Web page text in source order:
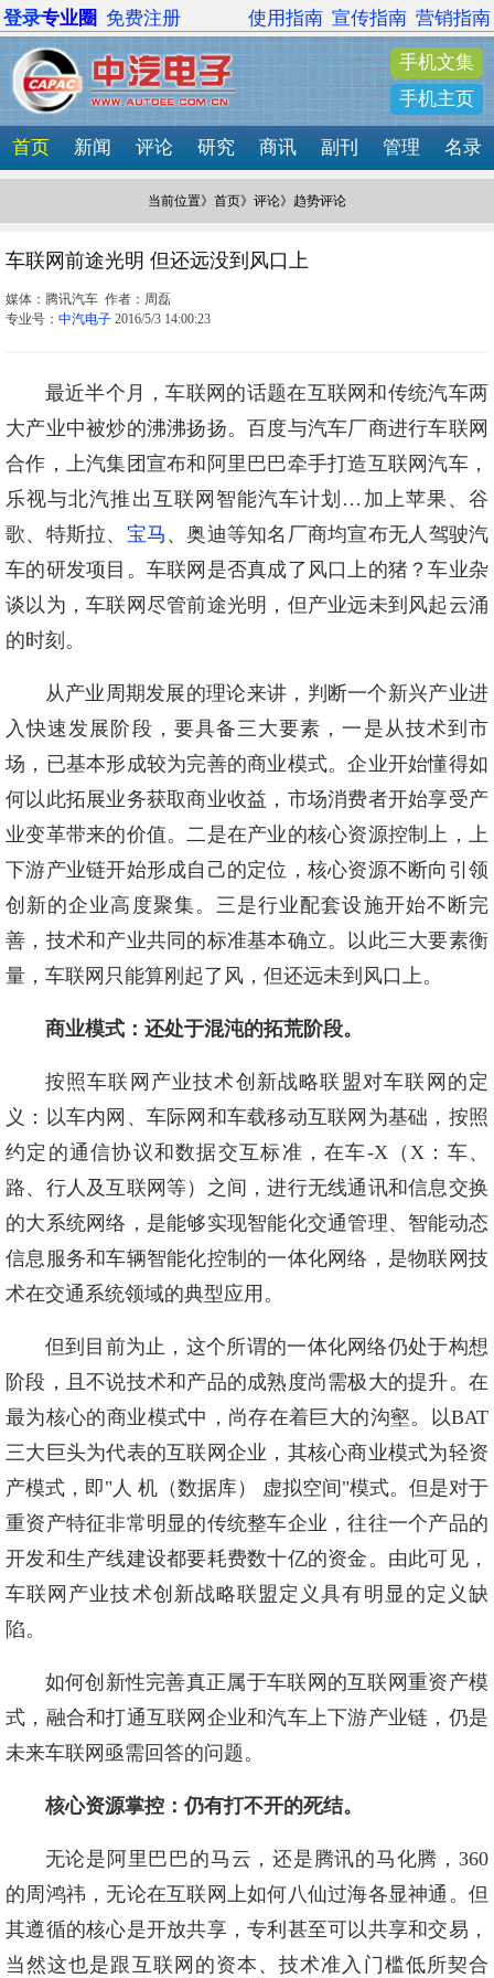
登录专业圈 免费注册 使用指南 宣传指南 营销指南
手机文集
手机主页
首页 新闻 评论 研究 商讯 副刊 管理 名录
当前位置》 首页》 评论》趋势评论
车联网前途光明 但还远没到风口上
媒体：腾讯汽车 作者：周磊
专业号： 中汽电子 2016/5/3 14:00:23
最近半个月，车联网的话题在互联网和传统汽车两
大产业中被炒的沸沸扬扬。百度与汽车厂商进行车联网
合作，上汽集团宣布和阿里巴巴牵手打造互联网汽车，
乐视与北汽推出互联网智能汽车计划…加上苹果、谷
歌、特斯拉、 宝马 、奥迪等知名厂商均宣布无人驾驶汽
车的研发项目。车联网是否真成了风口上的猪？车业杂
谈以为，车联网尽管前途光明，但产业远未到风起云涌
的时刻。
从产业周期发展的理论来讲，判断一个新兴产业进
入快速发展阶段，要具备三大要素，一是从技术到市
场，已基本形成较为完善的商业模式。企业开始懂得如
何以此拓展业务获取商业收益，市场消费者开始享受产
业变革带来的价值。二是在产业的核心资源控制上，上
下游产业链开始形成自己的定位，核心资源不断向引领
创新的企业高度聚集。三是行业配套设施开始不断完
善，技术和产业共同的标准基本确立。以此三大要素衡
量，车联网只能算刚起了风，但还远未到风口上。
商业模式：还处于混沌的拓荒阶段。
按照车联网产业技术创新战略联盟对车联网的定
义：以车内网、车际网和车载移动互联网为基础，按照
约定的通信协议和数据交互标准，在车-X（X：车、
路、行人及互联网等）之间，进行无线通讯和信息交换
的大系统网络，是能够实现智能化交通管理、智能动态
信息服务和车辆智能化控制的一体化网络，是物联网技
术在交通系统领域的典型应用。
但到目前为止，这个所谓的一体化网络仍处于构想
阶段，且不说技术和产品的成熟度尚需极大的提升。在
最为核心的商业模式中，尚存在着巨大的沟壑。以BAT
三大巨头为代表的互联网企业，其核心商业模式为轻资
产模式，即"人 机（数据库） 虚拟空间"模式。但是对于
重资产特征非常明显的传统整车企业，往往一个产品的
开发和生产线建设都要耗费数十亿的资金。由此可见，
车联网产业技术创新战略联盟定义具有明显的定义缺
陷。
如何创新性完善真正属于车联网的互联网重资产模
式，融合和打通互联网企业和汽车上下游产业链，仍是
未来车联网亟需回答的问题。
核心资源掌控：仍有打不开的死结。
无论是阿里巴巴的马云，还是腾讯的马化腾，360
的周鸿祎，无论在互联网上如何八仙过海各显神通。但
其遵循的核心是开放共享，专利甚至可以共享和交易，
当然这也是跟互联网的资本、技术准入门槛低所契合